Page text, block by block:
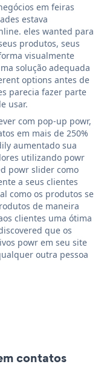
em feiras
estava
eles wanted para
produtos, seus
visualmente
solução adequada
options antes de
parecia fazer parte
usar.
com pop-up powr,
em mais de 250%
aumentado sua
utilizando powr
powr slider como
a seus clientes
como os produtos se
de maneira
clientes uma ótima
que os
powr em seu site
outra pessoa
contatos